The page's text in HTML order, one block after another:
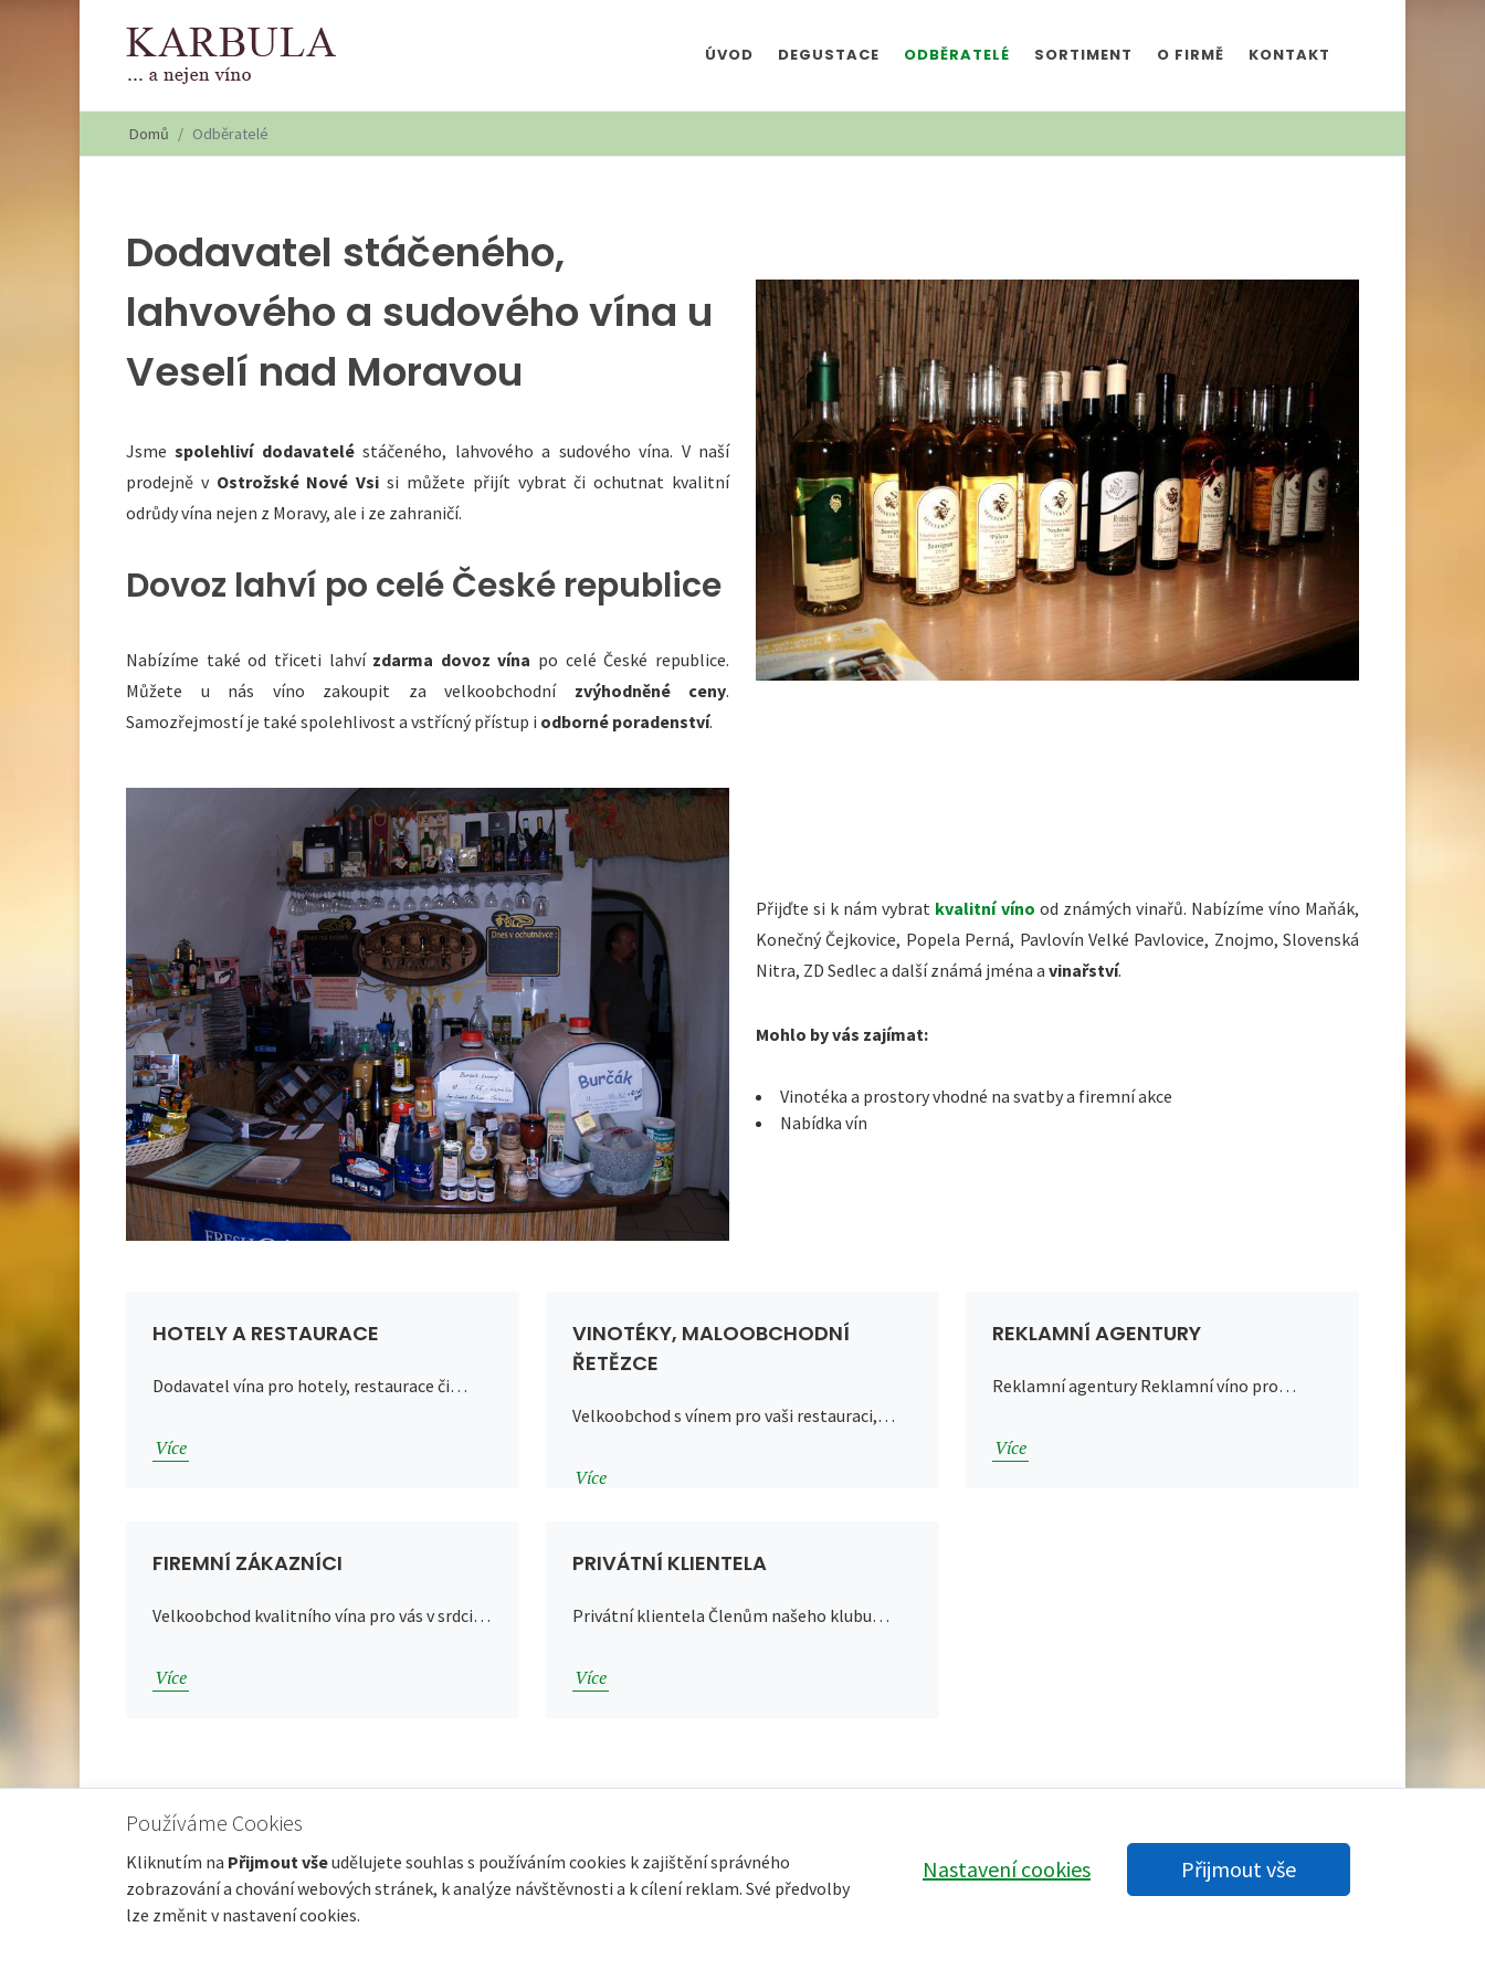
ÚVOD DEGUSTACE ODBĚRATELÉ SORTIMENT O FIRMĚ KONTAKT
Domů Odběratelé
Dodavatel stáčeného,
lahvového a sudového vína u
Veselí nad Moravou
Jsmespolehliví dodavateléstáčeného, lahvového a sudového vína. V naší
prodejně v Ostrožské Nové Vsi si můžete přijít vybrat či ochutnat kvalitní
odrůdy vína nejen z Moravy, ale i ze zahraničí.
Dovoz lahví po celé České republice
Nabízíme také od třiceti lahví zdarma dovoz vína po celé České republice.
Můžete u nás víno zakoupit za velkoobchodní zvýhodněné ceny.
Samozřejmostí je také spolehlivost a vstřícný přístup i odborné poradenství.
Přijďte si k nám vybrat kvalitní víno od známých vinařů. Nabízíme víno Maňák,
Konečný Čejkovice, Popela Perná, Pavlovín Velké Pavlovice, Znojmo, Slovenská
Nitra, ZD Sedlec a další známá jména a vinařství.
Mohlo by vás zajímat:
Vinotéka a prostory vhodné na svatby a firemní akce
Nabídka vín
HOTELY A RESTAURACE
Dodavatel vína pro hotely, restaurace či…
Více
VINOTÉKY, MALOOBCHODNÍ
ŘETĚZCE
Velkoobchod s vínem pro vaši restauraci,…
Více
REKLAMNÍ AGENTURY
Reklamní agentury Reklamní víno pro…
Více
FIREMNÍ ZÁKAZNÍCI
Velkoobchod kvalitního vína pro vás v srdci…
Více
PRIVÁTNÍ KLIENTELA
Privátní klientela Členům našeho klubu…
Více
© 2022 karbula.cz |GDPR
Používáme Cookies
Kliknutím na Přijmout všeudělujete souhlas s používáním cookies k zajištění správného
zobrazování a chování webových stránek, k analýze návštěvnosti a k cílení reklam. Své předvolby
lze změnit v nastavení cookies.
Nastavení cookies Přijmout vše